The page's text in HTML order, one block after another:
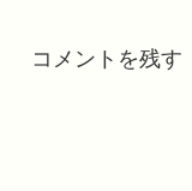
コメントを残す